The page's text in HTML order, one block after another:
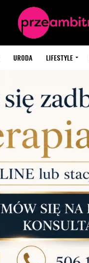
URODA LIFESTYLE